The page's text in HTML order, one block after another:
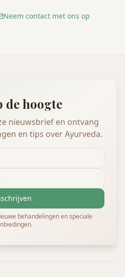
Neem contact met ons op
de hoogte
nieuwsbrief en ontvang
en tips over Ayurveda.
behandelingen en speciale